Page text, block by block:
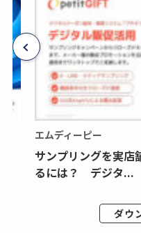
エムディーピー
サンプリングを実店
るには？ デジタ...
ダウ